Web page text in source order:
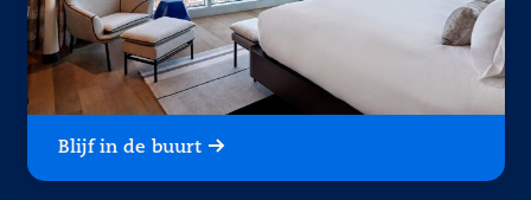
Blijf in de buurt